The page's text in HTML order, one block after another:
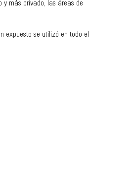
y más privado, las áreas de
expuesto se utilizó en todo el